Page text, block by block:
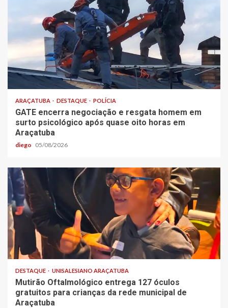
ARAÇATUBA DESTAQUE POLÍCIA
GATE encerra negociação e resgata homem em
surto psicológico após quase oito horas em
Araçatuba
diego 05/08/2026
DESTAQUE UNISALESIANO ARAÇATUBA
Mutirão Oftalmológico entrega 127 óculos
gratuitos para crianças da rede municipal de
Araçatuba